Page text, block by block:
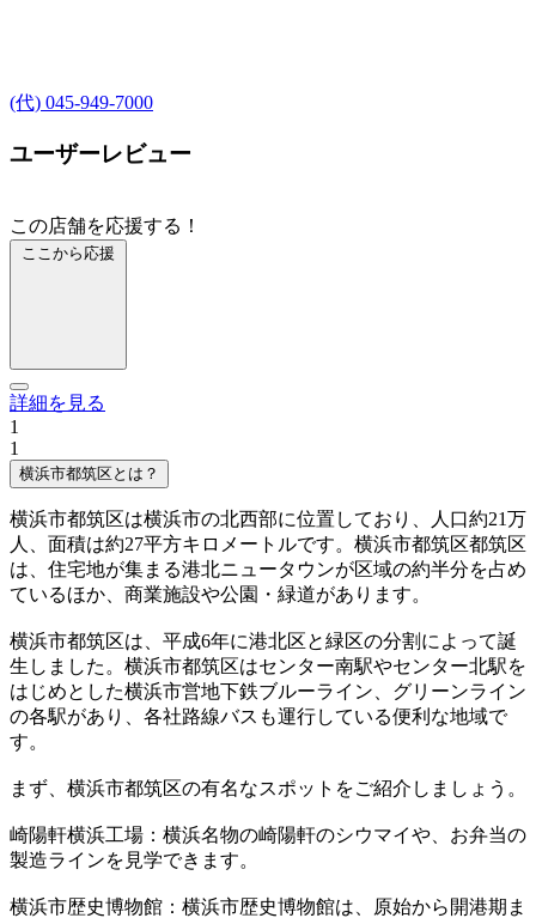
(代) 045-949-7000
ユーザーレビュー
この店舗を応援する！
ここから応援
詳細を見る
1
1
横浜市都筑区とは？
横浜市都筑区は横浜市の北西部に位置しており、人口約21万
人、面積は約27平方キロメートルです。横浜市都筑区都筑区
は、住宅地が集まる港北ニュータウンが区域の約半分を占め
ているほか、商業施設や公園・緑道があります。
横浜市都筑区は、平成6年に港北区と緑区の分割によって誕
生しました。横浜市都筑区はセンター南駅やセンター北駅を
はじめとした横浜市営地下鉄ブルーライン、グリーンライン
の各駅があり、各社路線バスも運行している便利な地域で
す。
まず、横浜市都筑区の有名なスポットをご紹介しましょう。
崎陽軒横浜工場：横浜名物の崎陽軒のシウマイや、お弁当の
製造ラインを見学できます。
横浜市歴史博物館：横浜市歴史博物館は、原始から開港期ま